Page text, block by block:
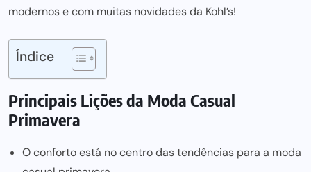
modernos e com muitas novidades da Kohl’s!
Índice
Principais Lições da Moda Casual
Primavera
O conforto está no centro das tendências para a moda